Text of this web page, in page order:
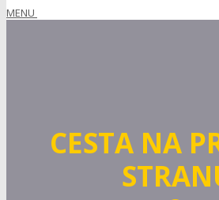
MENU
CESTA NA